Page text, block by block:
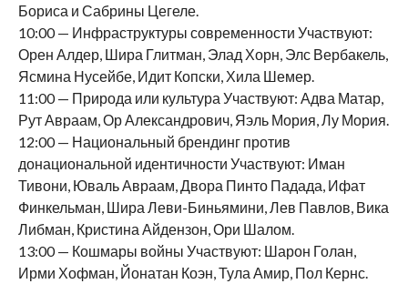
Бориса и Сабрины Цегеле.
10:00 — Инфраструктуры современности Участвуют:
Орен Алдер, Шира Глитман, Элад Хорн, Элс Вербакель,
Ясмина Нусейбе, Идит Копски, Хила Шемер.
11:00 — Природа или культура Участвуют: Адва Матар,
Рут Авраам, Ор Александрович, Яэль Мория, Лу Мория.
12:00 — Национальный брендинг против
донациональной идентичности Участвуют: Иман
Тивони, Юваль Авраам, Двора Пинто Падада, Ифат
Финкельман, Шира Леви-Биньямини, Лев Павлов, Вика
Либман, Кристина Айдензон, Ори Шалом.
13:00 — Кошмары войны Участвуют: Шарон Голан,
Ирми Хофман, Йонатан Коэн, Тула Амир, Пол Кернс.